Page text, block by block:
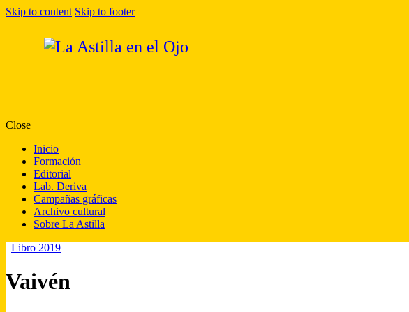
Skip to content Skip to footer
Close
Inicio
Formación
Editorial
Lab. Deriva
Campañas gráficas
Archivo cultural
Sobre La Astilla
Libro 2019
Vaivén